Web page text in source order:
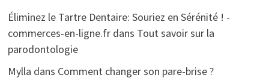
Éliminez le Tartre Dentaire: Souriez en Sérénité ! -
commerces-en-ligne.frdans Tout savoir sur la
parodontologie
Mylla dans Comment changer son pare-brise ?